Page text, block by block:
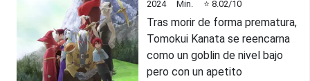
2024 Min. ⭐ 8.02/10
Tras morir de forma prematura,
Tomokui Kanata se reencarna
como un goblin de nivel bajo
pero con un apetito